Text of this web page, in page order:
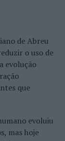
de Abreu
o uso de
evolução
que
evoluiu
mas hoje